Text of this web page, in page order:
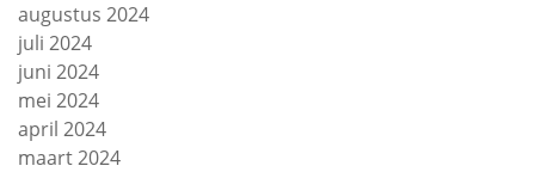
augustus 2024
juli 2024
juni 2024
mei 2024
april 2024
maart 2024